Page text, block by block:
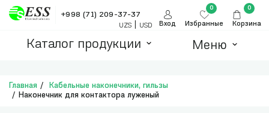
+998 (71) 209-37-37
UZS USD Вход Избранные
0
Корзина
0
Каталог продукции Меню
Главная
Кабельные наконечники, гильзы
Наконечник для контактора луженый